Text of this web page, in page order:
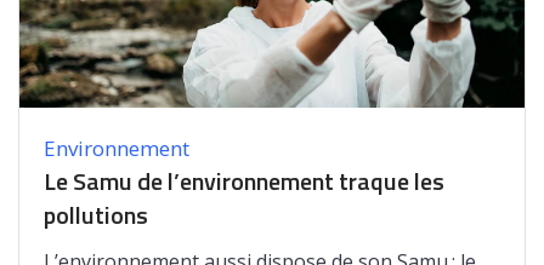
Environnement
Le Samu de l’environnement traque les
pollutions